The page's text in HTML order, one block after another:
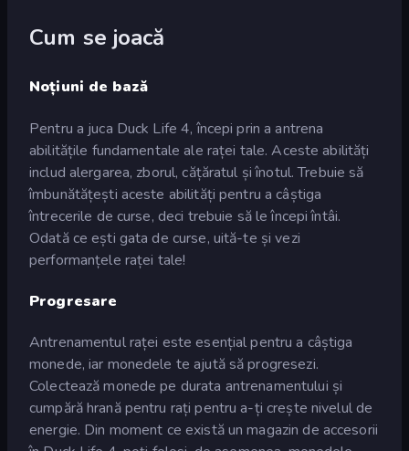
Cum se joacă
Noțiuni de bază
Pentru a juca Duck Life 4, începi prin a antrena
abilitățile fundamentale ale raței tale. Aceste abilități
includ alergarea, zborul, cățăratul și înotul. Trebuie să
îmbunătățești aceste abilități pentru a câștiga
întrecerile de curse, deci trebuie să le începi întâi.
Odată ce ești gata de curse, uită-te și vezi
performanțele raței tale!
Progresare
Antrenamentul raței este esențial pentru a câștiga
monede, iar monedele te ajută să progresezi.
Colectează monede pe durata antrenamentului și
cumpără hrană pentru rați pentru a-ți crește nivelul de
energie. Din moment ce există un magazin de accesorii